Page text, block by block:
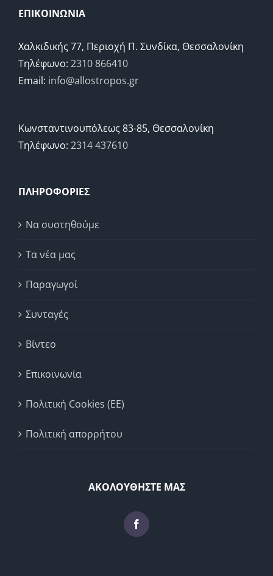
ΕΠΙΚΟΙΝΩΝΙΑ
Χαλκιδικής 77, Περιοχή Π. Συνδίκα, Θεσσαλονίκη
Τηλέφωνο: 2310 866410
Email: info@allostropos.gr
Κωνσταντινουπόλεως 83-85, Θεσσαλονίκη
Τηλέφωνο: 2314 437610
ΠΛΗΡΟΦΟΡΙΕΣ
Να συστηθούμε
Τα νέα μας
Παραγωγοί
Συνταγές
Βίντεο
Επικοινωνία
Πολιτική Cookies (ΕΕ)
Πολιτική απορρήτου
ΑΚΟΛΟΥΘΗΣΤΕ ΜΑΣ